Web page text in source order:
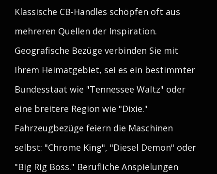
Klassische CB-Handles schöpfen oft aus
mehreren Quellen der Inspiration.
Geografische Bezüge verbinden Sie mit
Ihrem Heimatgebiet, sei es ein bestimmter
Bundesstaat wie "Tennessee Waltz" oder
eine breitere Region wie "Dixie."
Fahrzeugbezüge feiern die Maschinen
selbst: "Chrome King", "Diesel Demon" oder
"Big Rig Boss." Berufliche Anspielungen